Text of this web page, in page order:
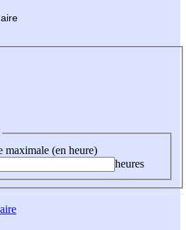
maximale (en heure)
heures